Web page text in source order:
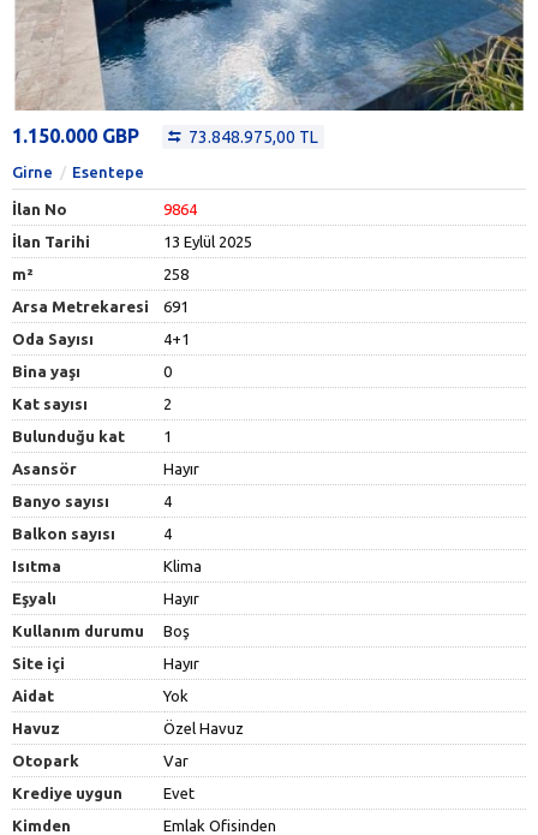
1.150.000 GBP 73.848.975,00 TL
Girne Esentepe
İlan No
9864
İlan Tarihi
13 Eylül 2025
m²
258
Arsa Metrekaresi
691
Oda Sayısı
4+1
Bina yaşı
0
Kat sayısı
2
Bulunduğu kat
1
Asansör
Hayır
Banyo sayısı
4
Balkon sayısı
4
Isıtma
Klima
Eşyalı
Hayır
Kullanım durumu
Boş
Site içi
Hayır
Aidat
Yok
Havuz
Özel Havuz
Otopark
Var
Krediye uygun
Evet
Kimden
Emlak Ofisinden